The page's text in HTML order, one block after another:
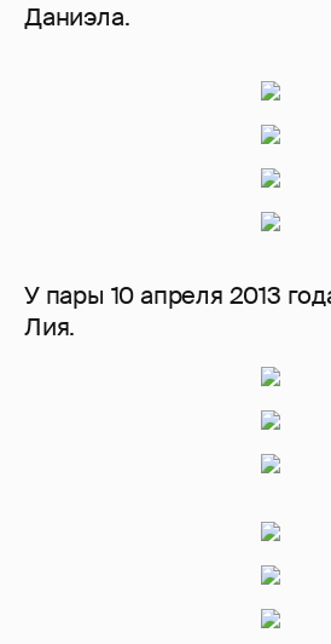
Даниэла.
У пары 10 апреля 2013
Лия.